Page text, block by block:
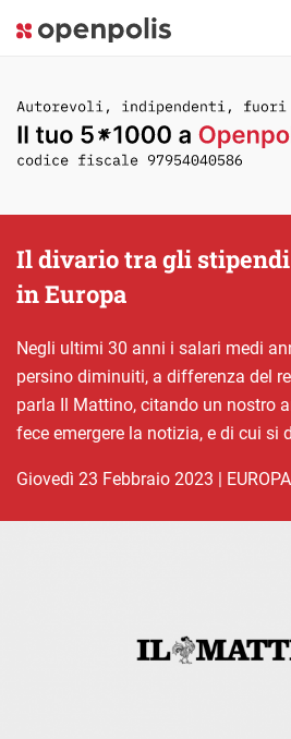
Il divario tra gli
in Europa
Negli ultimi 30 anni i salari medi
persino diminuiti, a differenza del
parla Il Mattino, citando un nostro
fece emergere la notizia, e di cui si
giovedì 23 Febbraio 2023 | EUROPA